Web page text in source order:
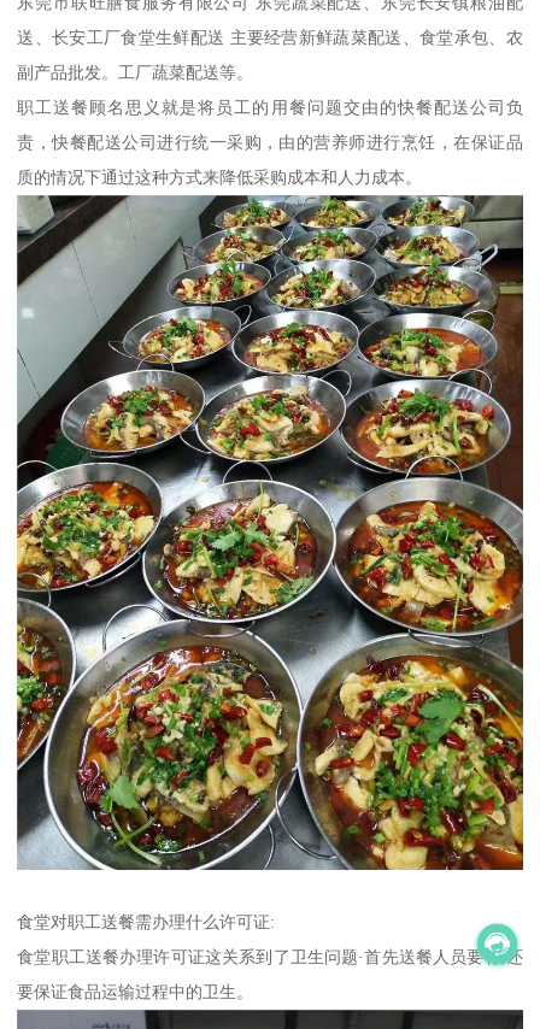
送、长安工厂食堂生鲜配送 主要经营新鲜蔬菜配送、食堂承包、农
副产品批发。工厂蔬菜配送等。
职工送餐顾名思义就是将员工的用餐问题交由的快餐配送公司负
责，快餐配送公司进行统一采购，由的营养师进行烹饪，在保证品
质的情况下通过这种方式来降低采购成本和人力成本。
食堂对职工送餐需办理什么许可证:
食堂职工送餐办理许可证这关系到了卫生问题·首先送餐人员要有,还
要保证食品运输过程中的卫生。